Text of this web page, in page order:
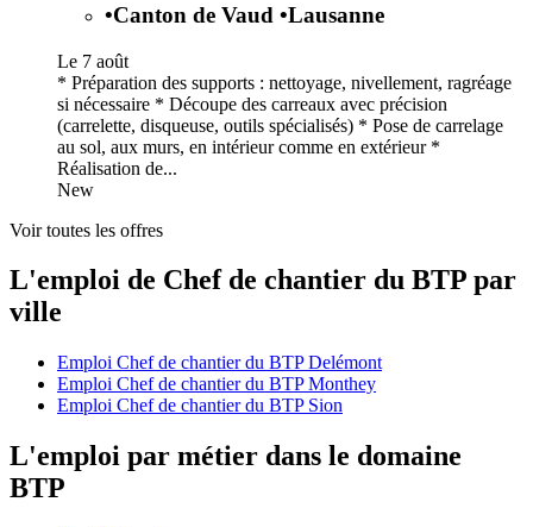
•Canton de Vaud •Lausanne
Le 7 août
* Préparation des supports : nettoyage, nivellement, ragréage
si nécessaire * Découpe des carreaux avec précision
(carrelette, disqueuse, outils spécialisés) * Pose de carrelage
au sol, aux murs, en intérieur comme en extérieur *
Réalisation de...
New
Voir toutes les offres
L'emploi de Chef de chantier du BTP par
ville
Emploi Chef de chantier du BTP Delémont
Emploi Chef de chantier du BTP Monthey
Emploi Chef de chantier du BTP Sion
L'emploi par métier dans le domaine
BTP